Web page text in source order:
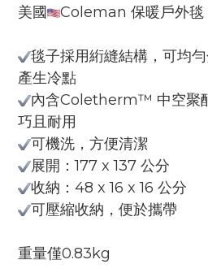
美國 Coleman 保暖戶外毯
毯子採用絎縫結構，可均
產生冷點
內含Coletherm™ 中空聚
巧且耐用
可機洗，方便清潔
展開：177 x 137 公分
收納：48 x 16 x 16 公分
可壓縮收納，便於攜帶
重量僅0.83kg